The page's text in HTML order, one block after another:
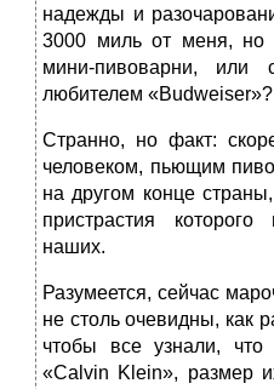
надежды и
3000 миль от меня, но
мини‑пивоварни,
любителем «Budweiser»?
Странно, но факт:
человеком, пьющим
на другом конце
пристрастия
наших.
Разумеется, сейчас
не столь очевидны, как
чтобы все узнали,
«Calvin Klein», размер